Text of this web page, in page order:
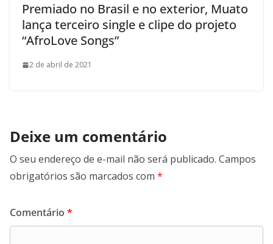
Premiado no Brasil e no exterior, Muato
lança terceiro single e clipe do projeto
“AfroLove Songs”
2 de abril de 2021
Deixe um comentário
O seu endereço de e-mail não será publicado. Campos
obrigatórios são marcados com *
Comentário *